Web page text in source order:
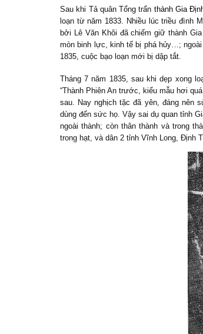
Sau khi Tả quân Tổng trấn thành Gia
loạn từ năm 1833. Nhiều lúc triều đình
bởi Lê Văn Khôi đã chiếm giữ thành
mòn binh lực, kinh tế bị phá hủy…;
1835, cuộc bạo loạn mới bị dập tắt.
Tháng 7 năm 1835, sau khi dẹp xong
“Thành Phiên An trước, kiểu mẫu hơi
sau. Nay nghịch tặc đã yên, đáng
dùng đến sức họ. Vậy sai dụ quan tỉnh
ngoài thành; còn thân thành và trong
trong hạt, và dân 2 tỉnh Vĩnh Long, Định